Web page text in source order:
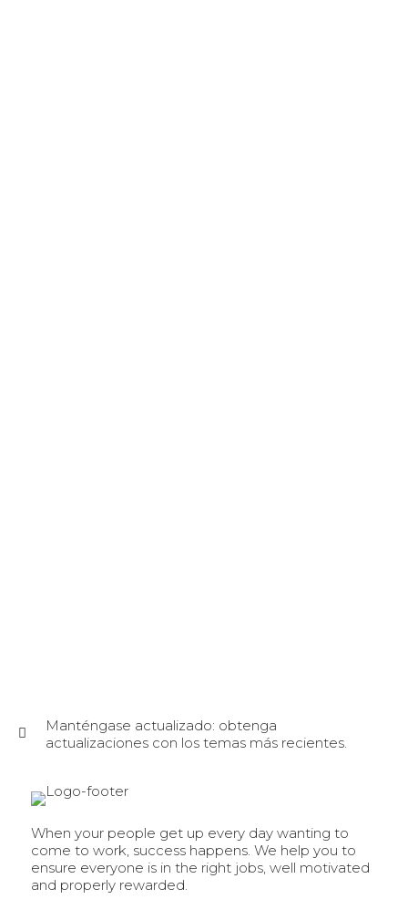
Manténgase actualizado: obtenga
actualizaciones con los temas más recientes.
When your people get up every day wanting to
come to work, success happens. We help you to
ensure everyone is in the right jobs, well motivated
and properly rewarded.